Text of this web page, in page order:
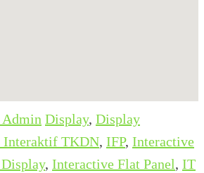
Display, Display
Interaktif TKDN, IFP, Interactive
, Interactive Flat Panel, IT